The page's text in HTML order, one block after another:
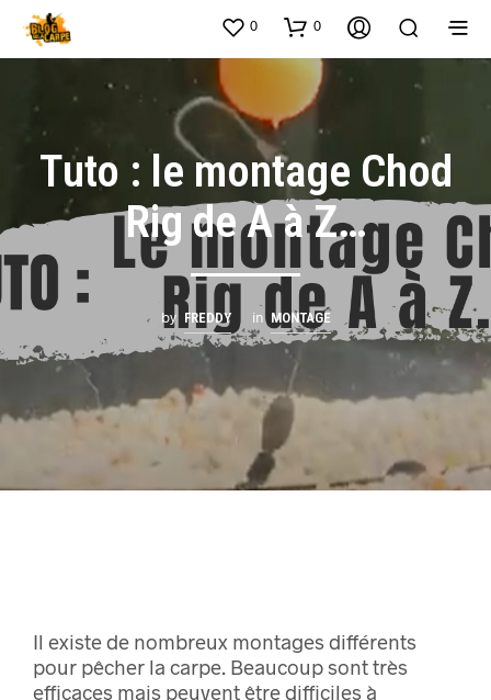
0 0
Tuto : le montage Chod
Rig de A à Z…
by FREDDY in MONTAGE
Il existe de nombreux montages différents
pour pêcher la carpe. Beaucoup sont très
efficaces mais peuvent être difficiles à